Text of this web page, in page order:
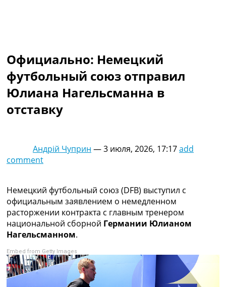
Украина. Первая Лига
Лига Чемпионов
Англия. Премьер Лига
Испания. Ла Лига
Другие Турниры >>>
Таблицы
Таблицы групп Чемпионата Мира
Лига Чемпионов. Таблицы групп
Все таблицы >>>
Рейтинги
Рейтинг стран УЕФА
Рейтинг клубов УЕФА
Рейтинг ФИФА
RU
UA
Официально: Немецкий
футбольный союз отправил
Юлиана Нагельсманна в
отставку
Андрій Чуприн —3 июля, 2026, 17:17add
comment
Немецкий футбольный союз (DFB) выступил с
официальным заявлением о немедленном
расторжении контракта с главным тренером
национальной сборной Германии Юлианом
Нагельсманном.
Embed from Getty Images